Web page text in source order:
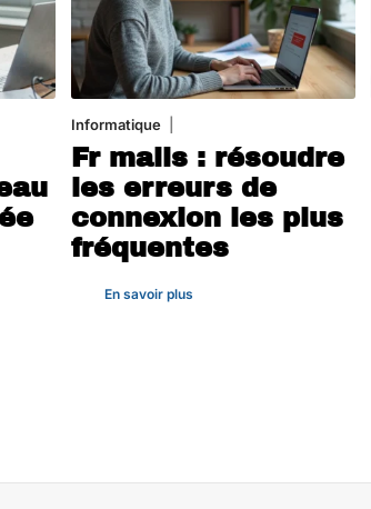
Informatique
Fr mails : résoudre
les erreurs de
connexion les plus
fréquentes
En savoir plus